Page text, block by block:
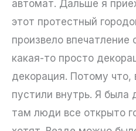
автомат. Дальше я
этот протестный
произвело впечатление
какая-то просто
декорация. Потому что,
пустили внутрь. Я была
там люди все открыто